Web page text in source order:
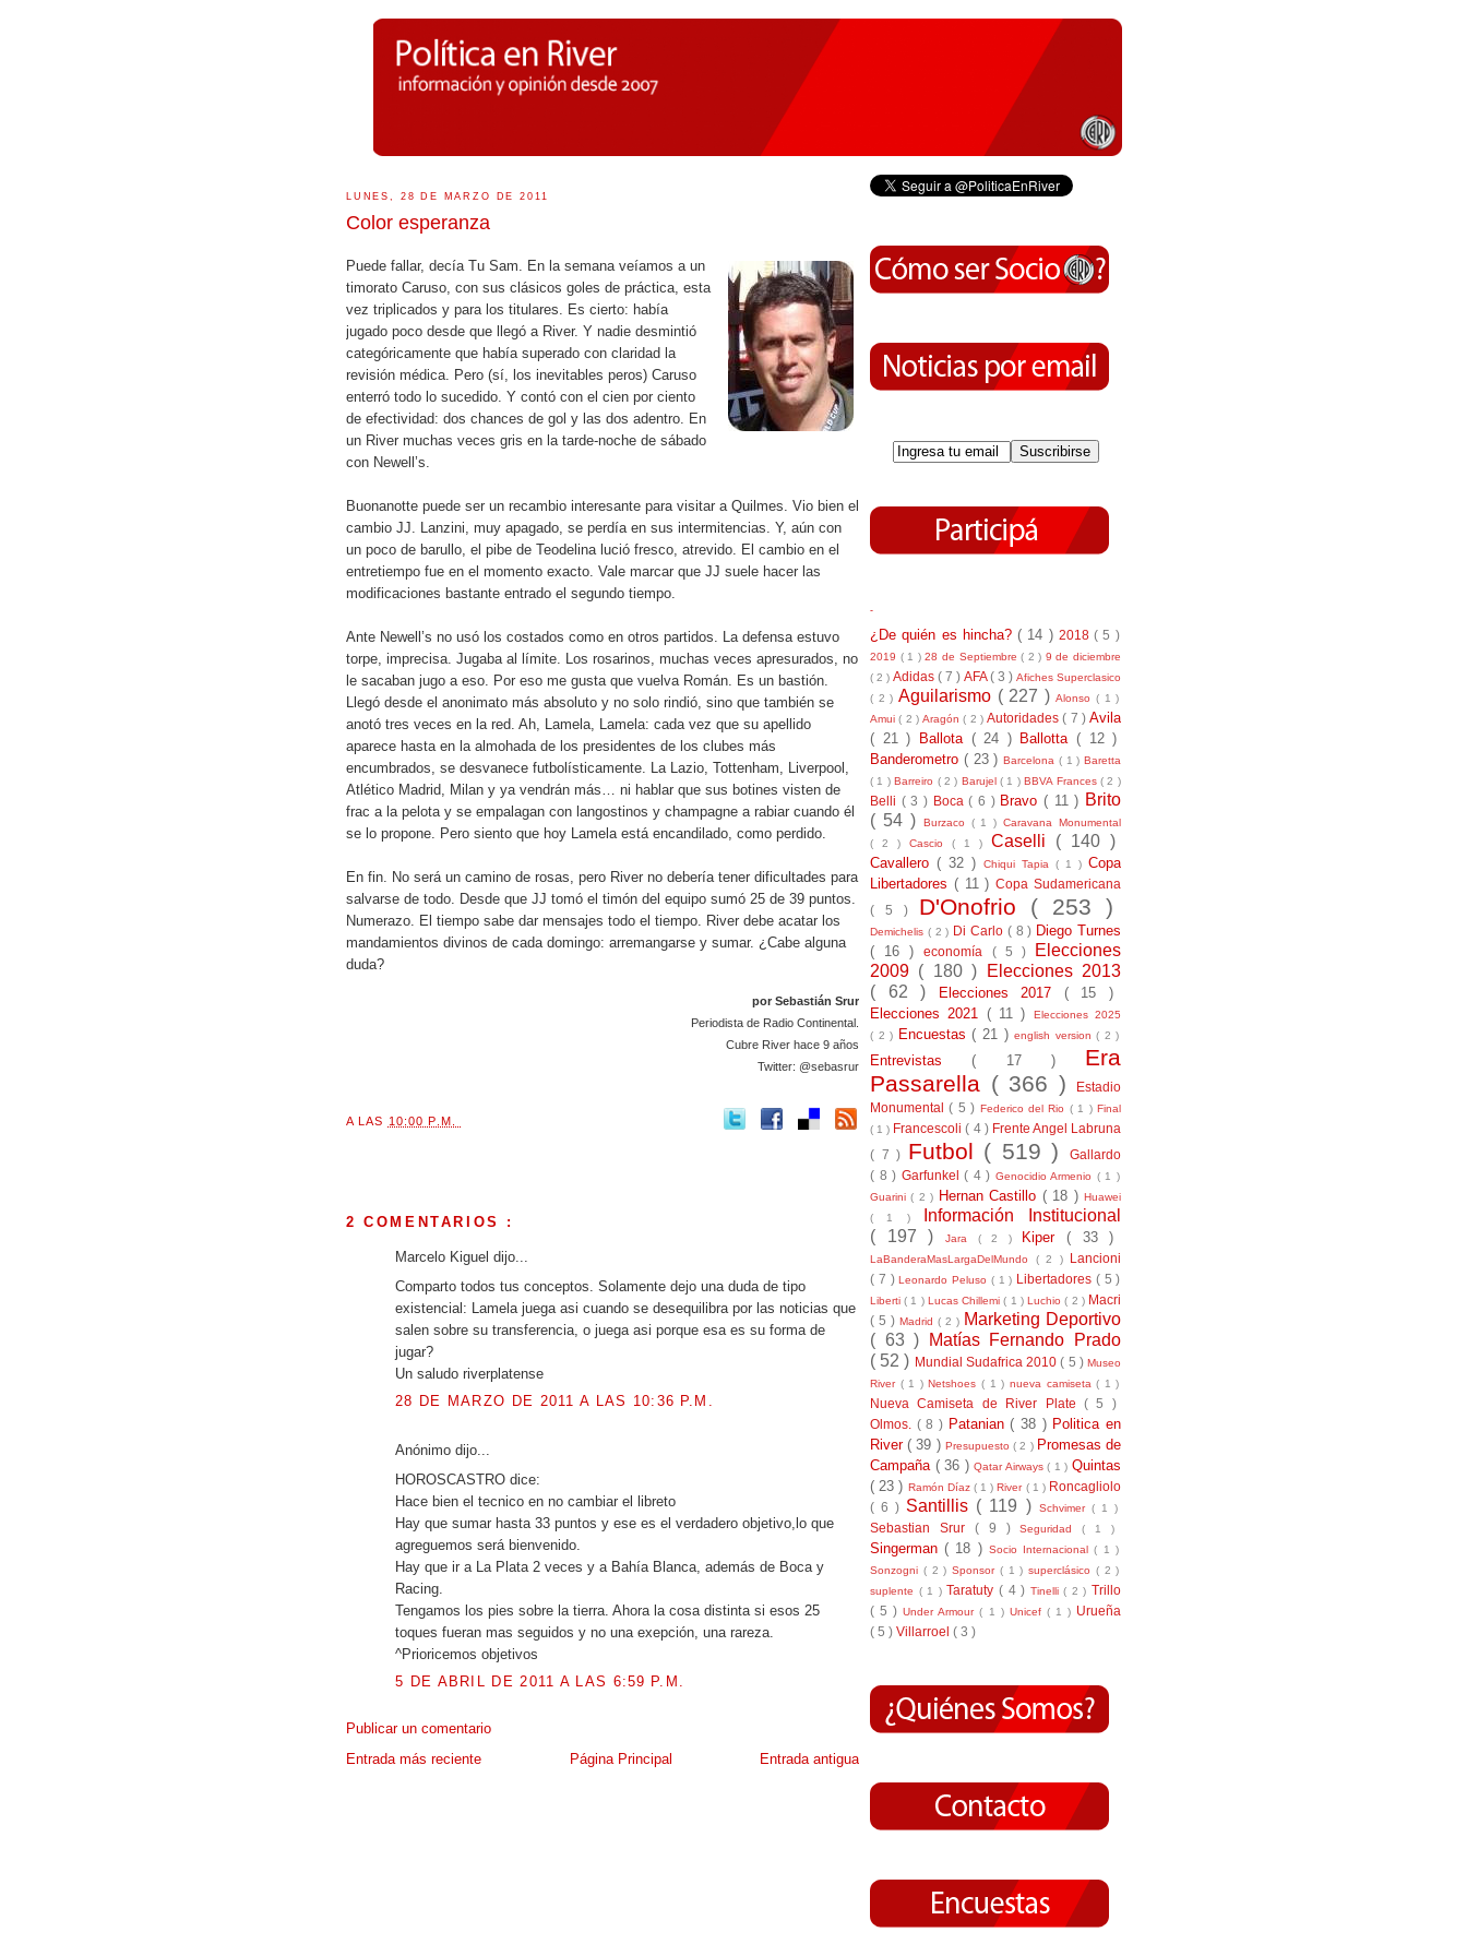
LUNES, 28 DE MARZO DE 2011
Color esperanza
Puede fallar, decía Tu Sam. En la semana veíamos a un
timorato Caruso, con sus clásicos goles de práctica, esta
vez triplicados y para los titulares. Es cierto: había
jugado poco desde que llegó a River. Y nadie desmintió
categóricamente que había superado con claridad la
revisión médica. Pero (sí, los inevitables peros) Caruso
enterró todo lo sucedido. Y contó con el cien por ciento
de efectividad: dos chances de gol y las dos adentro. En
un River muchas veces gris en la tarde-noche de sábado
con Newell’s.
Buonanotte puede ser un recambio interesante para visitar a Quilmes. Vio bien el
cambio JJ. Lanzini, muy apagado, se perdía en sus intermitencias. Y, aún con
un poco de barullo, el pibe de Teodelina lució fresco, atrevido. El cambio en el
entretiempo fue en el momento exacto. Vale marcar que JJ suele hacer las
modificaciones bastante entrado el segundo tiempo.
Ante Newell’s no usó los costados como en otros partidos. La defensa estuvo
torpe, imprecisa. Jugaba al límite. Los rosarinos, muchas veces apresurados, no
le sacaban jugo a eso. Por eso me gusta que vuelva Román. Es un bastión.
Llegó desde el anonimato más absoluto y no solo rindió, sino que también se
anotó tres veces en la red. Ah, Lamela, Lamela: cada vez que su apellido
aparece hasta en la almohada de los presidentes de los clubes más
encumbrados, se desvanece futbolísticamente. La Lazio, Tottenham, Liverpool,
Atlético Madrid, Milan y ya vendrán más… ni hablar que sus botines visten de
frac a la pelota y se empalagan con langostinos y champagne a rabiar cuando él
se lo propone. Pero siento que hoy Lamela está encandilado, como perdido.
En fin. No será un camino de rosas, pero River no debería tener dificultades para
salvarse de todo. Desde que JJ tomó el timón del equipo sumó 25 de 39 puntos.
Numerazo. El tiempo sabe dar mensajes todo el tiempo. River debe acatar los
mandamientos divinos de cada domingo: arremangarse y sumar. ¿Cabe alguna
duda?
por Sebastián Srur
Periodista de Radio Continental.
Cubre River hace 9 años
Twitter: @sebasrur
A LAS 10:00 P.M.
2 COMENTARIOS :
Marcelo Kiguel dijo...
Comparto todos tus conceptos. Solamente dejo una duda de tipo
existencial: Lamela juega asi cuando se desequilibra por las noticias que
salen sobre su transferencia, o juega asi porque esa es su forma de
jugar?
Un saludo riverplatense
28 DE MARZO DE 2011 A LAS 10:36 P.M.
Anónimo dijo...
HOROSCASTRO dice:
Hace bien el tecnico en no cambiar el libreto
Hay que sumar hasta 33 puntos y ese es el verdadero objetivo,lo que
agreguemos será bienvenido.
Hay que ir a La Plata 2 veces y a Bahía Blanca, además de Boca y
Racing.
Tengamos los pies sobre la tierra. Ahora la cosa distinta si esos 25
toques fueran mas seguidos y no una exepción, una rareza.
^Prioricemos objetivos
5 DE ABRIL DE 2011 A LAS 6:59 P.M.
Publicar un comentario
Entrada más reciente
Entrada antigua
Página Principal
-
¿De quién es hincha?( 14 ) 2018( 5 )
2019 ( 1 )28 de Septiembre( 2 ) 9 de diciembre
( 2 ) Adidas ( 7 ) AFA( 3 ) Afiches Superclasico
( 2 ) Aguilarismo ( 227 )Alonso( 1 )
Amui( 2 ) Aragón( 2 ) Autoridades( 7 ) Avila
( 21 )
Ballota ( 24 ) Ballotta( 12 )
Banderometro ( 23 ) Barcelona ( 1 ) Baretta
( 1 )Barreiro ( 2 ) Barujel ( 1 )BBVA Frances ( 2 )
Belli ( 3 ) Boca( 6 ) Bravo( 11 ) Brito
( 54 )
Burzaco ( 1 )Caravana Monumental
( 2 ) Cascio ( 1 ) Caselli ( 140 )
Cavallero ( 32 ) Chiqui Tapia ( 1 ) Copa
Libertadores ( 11 )Copa Sudamericana
( 5 ) D'Onofrio ( 253 )
Demichelis ( 2 ) Di Carlo ( 8 ) Diego Turnes
( 16 )economía ( 5 )
Elecciones
2009 ( 180 )
Elecciones 2013
( 62 )
Elecciones 2017 ( 15 )
Elecciones 2021 ( 11 )
Elecciones 2025
( 2 )
Encuestas( 21 )english version( 2 )
Entrevistas( 17 ) Era
Passarella ( 366 )
Estadio
Monumental( 5 ) Federico del Rio ( 1 )Final
( 1 ) Francescoli( 4 ) Frente Angel Labruna
( 7 ) Futbol ( 519 )Gallardo
( 8 ) Garfunkel ( 4 ) Genocidio Armenio ( 1 )
Guarini( 2 ) Hernan Castillo ( 18 )Huawei
( 1 )
Información Institucional
( 197 )
Jara ( 2 ) Kiper( 33 )
LaBanderaMasLargaDelMundo ( 2 ) Lancioni
( 7 )Leonardo Peluso ( 1 ) Libertadores ( 5 )
Liberti( 1 ) Lucas Chillemi( 1 )Luchio( 2 ) Macri
( 5 ) Madrid ( 2 ) Marketing Deportivo
( 63 )
Matías Fernando Prado
( 52 ) Mundial Sudafrica 2010( 5 )Museo
River ( 1 )Netshoes( 1 ) nueva camiseta( 1 )
Nueva Camiseta de River Plate ( 5 )
Olmos. ( 8 ) Patanian( 38 ) Politica en
River( 39 ) Presupuesto( 2 ) Promesas de
Campaña ( 36 )Qatar Airways( 1 )Quintas
( 23 ) Ramón Díaz ( 1 )River ( 1 ) Roncagliolo
( 6 ) Santillis ( 119 ) Schvimer ( 1 )
Sebastian Srur ( 9 )Seguridad( 1 )
Singerman( 18 ) Socio Internacional( 1 )
Sonzogni ( 2 ) Sponsor ( 1 ) superclásico ( 2 )
suplente ( 1 ) Taratuty ( 4 ) Tinelli( 2 ) Trillo
( 5 )Under Armour( 1 ) Unicef ( 1 ) Urueña
( 5 ) Villarroel ( 3 )